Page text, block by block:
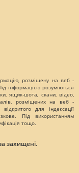
розміщену на веб -
інформацією розуміються
ящик-шота, скани, відео,
розміщених на веб -
для індексації
Під використанням
тощо.
захищені.